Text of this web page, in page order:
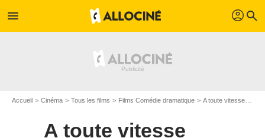
menu profil search
Accueil Cinéma Tous les films Films Comédie dramatique A toute vitesse
A toute vitesse